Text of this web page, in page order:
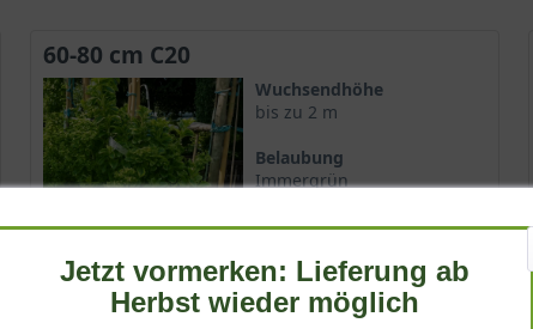
60-80 cm C20
Wuchsendhöhe
bis zu 2 m
Belaubung
Immergrün
Blatt- / Nadelfarbe
Standort
Sonnig-halbschattig
Jetzt vormerken: Lieferung ab
Herbst wieder möglich